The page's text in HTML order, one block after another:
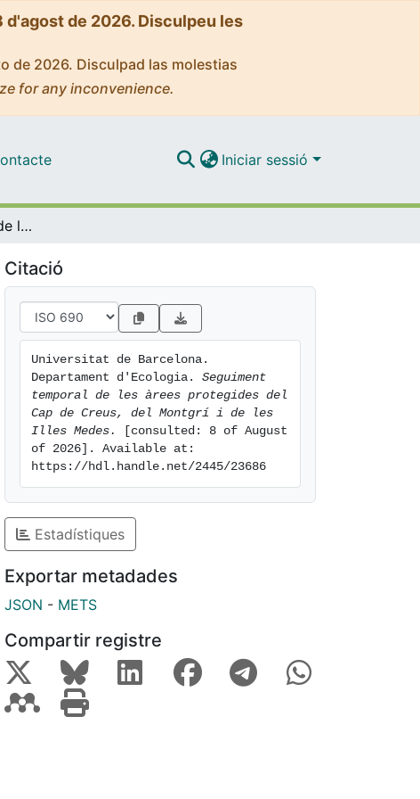
de 2026. Disculpeu les
de 2026. Disculpad las molestias
for any inconvenience.
Iniciar sessió
Seguiment temporal de les àrees protegides del Cap de Creus, del Montgrí i de les Illes Medes
Citació
Universitat de Barcelona.
Departament d'Ecologia. Seguiment
temporal de les àrees protegides del
Cap de Creus, del Montgrí i de les
Illes Medes.
[consulted: 8 of August
of 2026]. Available at:
https://hdl.handle.net/2445/23686
Estadístiques
Exportar metadades
JSON - METS
Compartir registre